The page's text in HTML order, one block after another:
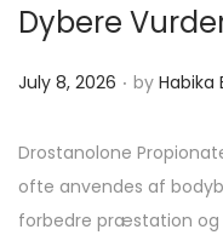
Dybere
P
s
t
e
July 8, 2026 . by Habika
Drostanolone
ofte anvendes af
forbedre præstation og